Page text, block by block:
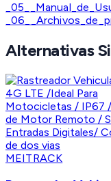
Alternativas
MEITRACK